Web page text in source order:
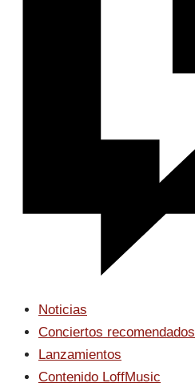
Noticias
Conciertos recomendados
Lanzamientos
Contenido LoffMusic